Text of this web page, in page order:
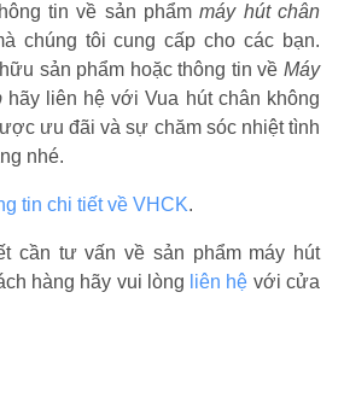
tin về sản phẩmmáy hút chân
chúng tôi cung cấp cho các bạn.
sản phẩm hoặc thông tin về Máy
hãy liên hệ với Vua hút chân không
ưu đãi và sự chăm sóc nhiệt tình
nhé.
tin chi tiết về VHCK.
cần tư vấn về sản phẩm máy hút
hàng hãy vui lòng liên hệ với cửa